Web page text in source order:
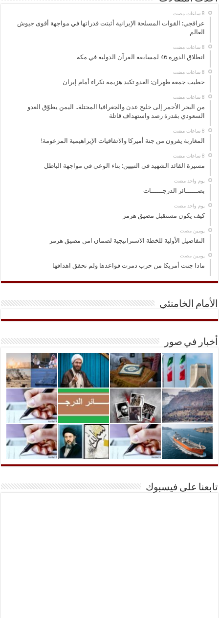
عراقجي: القوات المسلحة الإيرانية أثبتت قدراتها في مواجهة أقوى جيوش
العالم
انطلاق الدورة 46 لمسابقة القرآن الدولية في مكة
خطيب جمعة طهران: العدو تكبد هزيمة نكراء أمام إيران
من البحر الأحمر إلى خليج عدن والجغرافيا المحتلة.. اليمن يطوّق العدو
السعودي بقدرة رصد واستهداف قاتلة
المغاربة يفرون من جنة أميركا والاتفاقيات الإبراهيمية المزعومة!
مسيرة القائد الشهيد في التبيين: بناء الوعي في مواجهة الباطل
‏يوم واحد مضت
بصــــــائر الدرجــــــات
‏يوم واحد مضت
كيف يكون مستقبل مضيق هرمز
‏يومين مضت
التفاصيل الأولية للخطة الاستراتيجية لضمان امن مضيق هرمز
‏يومين مضت
ماذا جنت أمريكا من حرب دمرت قواعدها ولم تحقق اهدافها
الأمام الخامنئي
أخبار في صور
تابعنا على فيسبوك